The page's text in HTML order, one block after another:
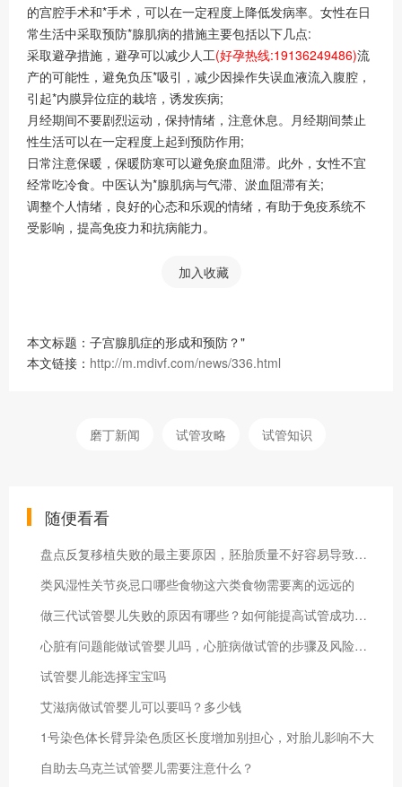
的宫腔手术和*手术，可以在一定程度上降低发病率。女性在日
常生活中采取预防*腺肌病的措施主要包括以下几点:
采取避孕措施，避孕可以减少人工(好孕热线:19136249486)流
产的可能性，避免负压*吸引，减少因操作失误血液流入腹腔，
引起*内膜异位症的栽培，诱发疾病;
月经期间不要剧烈运动，保持情绪，注意休息。月经期间禁止
性生活可以在一定程度上起到预防作用;
日常注意保暖，保暖防寒可以避免瘀血阻滞。此外，女性不宜
经常吃冷食。中医认为*腺肌病与气滞、淤血阻滞有关;
调整个人情绪，良好的心态和乐观的情绪，有助于免疫系统不
受影响，提高免疫力和抗病能力。
加入收藏
本文标题：子宫腺肌症的形成和预防？"
本文链接： http://m.mdivf.com/news/336.html
磨丁新闻 试管攻略 试管知识
随便看看
盘点反复移植失败的最主要原因，胚胎质量不好容易导致流产
类风湿性关节炎忌口哪些食物这六类食物需要离的远远的
做三代试管婴儿失败的原因有哪些？如何能提高试管成功率？
心脏有问题能做试管婴儿吗，心脏病做试管的步骤及风险预防
试管婴儿能选择宝宝吗
艾滋病做试管婴儿可以要吗？多少钱
1号染色体长臂异染色质区长度增加别担心，对胎儿影响不大
自助去乌克兰试管婴儿需要注意什么？